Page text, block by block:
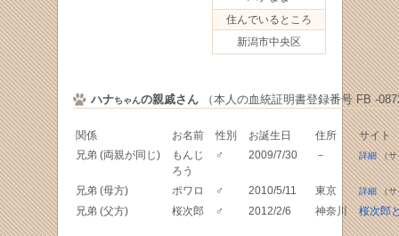
住んでいるところ
新潟市中央区
ハナちゃんの親戚さん（本人の血統証明書登録番号 FB -
関係 お名前 性別 お誕生日 住所
サイト
兄弟 (両親が同じ)
もんじ
ろう
♂ 2009/7/30 － 詳細（サ
兄弟 (母方) ポワロ ♂ 2010/5/11 東京 詳細（サ
兄弟 (父方) 桜次郎 ♂ 2012/2/6 神奈川 桜次郎